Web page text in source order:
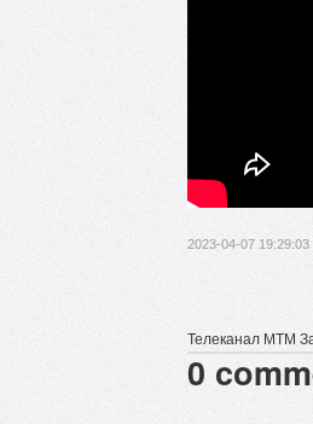
2023-04-07 19:29:03
Телеканал МТМ
0